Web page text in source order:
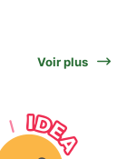
Voir plus